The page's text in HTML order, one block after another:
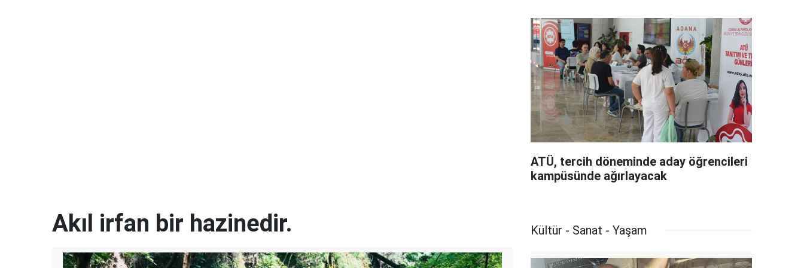
ATÜ, tercih döneminde aday öğrencileri
kampüsünde ağırlayacak
Akıl irfan bir hazinedir. Kültür - Sanat - Yaşam